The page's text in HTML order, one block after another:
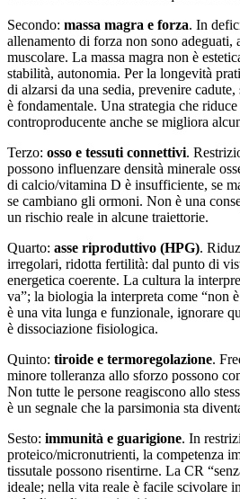
Secondo: massa magra e forza. In
allenamento di forza non sono adeguati,
muscolare. La massa magra non è
stabilità, autonomia. Per la longevità
di alzarsi da una sedia, prevenire
è fondamentale. Una strategia che riduce
controproducente anche se migliora
Terzo: osso e tessuti connettivi.
possono influenzare densità minerale
di calcio/vitamina D è insufficiente, se
se cambiano gli ormoni. Non è una
un rischio reale in alcune traiettorie.
Quarto: asse riproduttivo (HPG).
irregolari, ridotta fertilità: dal punto di
energetica coerente. La cultura la
va”; la biologia la interpreta come “non
è una vita lunga e funzionale, ignorare
è dissociazione fisiologica.
Quinto: tiroide e termoregolazione.
minore tolleranza allo sforzo possono
Non tutte le persone reagiscono allo
è un segnale che la parsimonia sta
Sesto: immunità e guarigione. In
proteico/micronutrienti, la competenza
tissutale possono risentirne. La CR
ideale; nella vita reale è facile scivolare